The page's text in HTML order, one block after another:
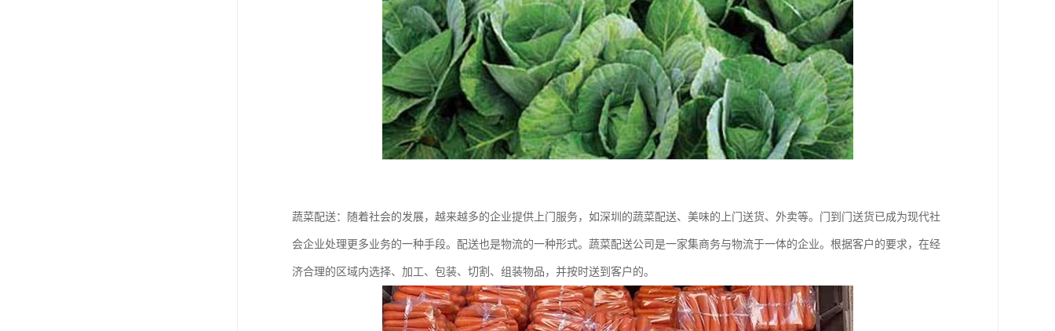
蔬菜配送：随着社会的发展，越来越多的企业提供上门服务，如深圳的蔬菜配送、美味的上门送货、外卖等。门到门送货已成为现代社
会企业处理更多业务的一种手段。配送也是物流的一种形式。蔬菜配送公司是一家集商务与物流于一体的企业。根据客户的要求，在经
济合理的区域内选择、加工、包装、切割、组装物品，并按时送到客户的。